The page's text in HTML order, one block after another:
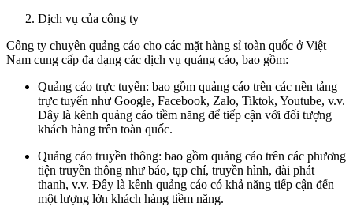
Dịch vụ của công ty
Công ty chuyên quảng cáo cho các mặt hàng sỉ toàn quốc ở Việt
Nam cung cấp đa dạng các dịch vụ quảng cáo, bao gồm:
Quảng cáo trực tuyến: bao gồm quảng cáo trên các nền tảng
trực tuyến như Google, Facebook, Zalo, Tiktok, Youtube, v.v.
Đây là kênh quảng cáo tiềm năng để tiếp cận với đối tượng
khách hàng trên toàn quốc.
Quảng cáo truyền thông: bao gồm quảng cáo trên các phương
tiện truyền thông như báo, tạp chí, truyền hình, đài phát
thanh, v.v. Đây là kênh quảng cáo có khả năng tiếp cận đến
một lượng lớn khách hàng tiềm năng.